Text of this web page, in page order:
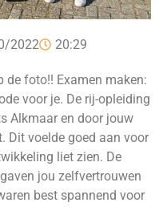
2022 20:29
de foto!! Examen maken:
voor je. De rij-opleiding
Alkmaar en door jouw
Dit voelde goed aan voor
liet zien. De
jou zelfvertrouwen
best spannend voor